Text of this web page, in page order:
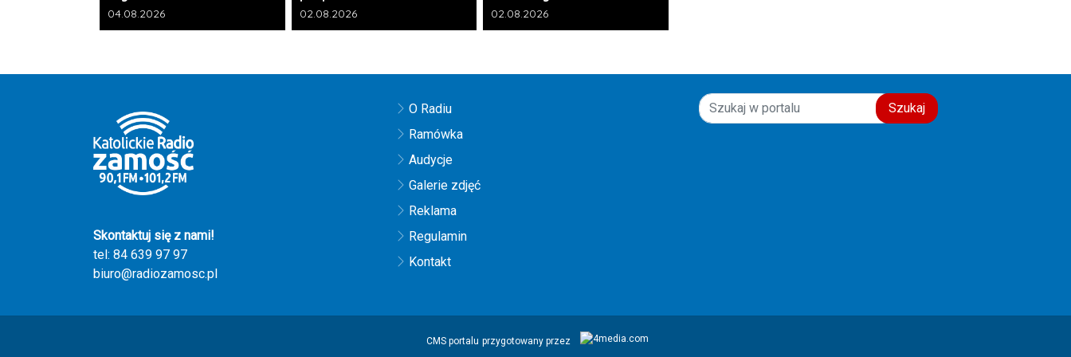
Data dodania galerii:
04.08.2026 Data dodania galerii:
02.08.2026 Data dodania galerii:
02.08.2026
Skontaktuj się z nami!
tel: 84 639 97 97
biuro@radiozamosc.pl
O Radiu
Ramówka
Audycje
Galerie zdjęć
Reklama
Regulamin
Kontakt
Szukaj
CMS portalu przygotowany przez